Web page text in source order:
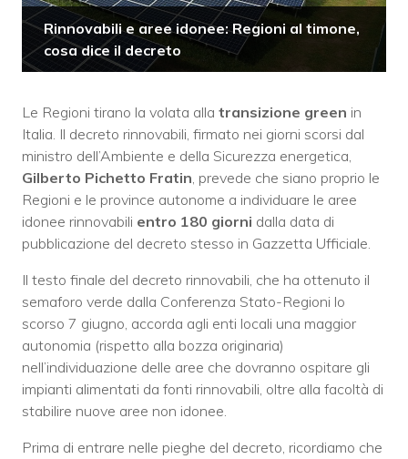
Rinnovabili e aree idonee: Regioni al timone,
cosa dice il decreto
Le Regioni tirano la volata alla transizione green in
Italia. Il decreto rinnovabili, firmato nei giorni scorsi dal
ministro dell’Ambiente e della Sicurezza energetica,
Gilberto Pichetto Fratin, prevede che siano proprio le
Regioni e le province autonome a individuare le aree
idonee rinnovabili entro 180 giorni dalla data di
pubblicazione del decreto stesso in Gazzetta Ufficiale.
Il testo finale del decreto rinnovabili, che ha ottenuto il
semaforo verde dalla Conferenza Stato-Regioni lo
scorso 7 giugno, accorda agli enti locali una maggior
autonomia (rispetto alla bozza originaria)
nell’individuazione delle aree che dovranno ospitare gli
impianti alimentati da fonti rinnovabili, oltre alla facoltà di
stabilire nuove aree non idonee.
Prima di entrare nelle pieghe del decreto, ricordiamo che